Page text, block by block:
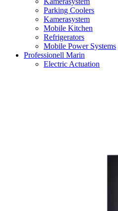
Parking Coolers
Kamerasystem
Mobile Kitchen
Refrigerators
Mobile Power Systems
Professionell Marin
Electric Actuation